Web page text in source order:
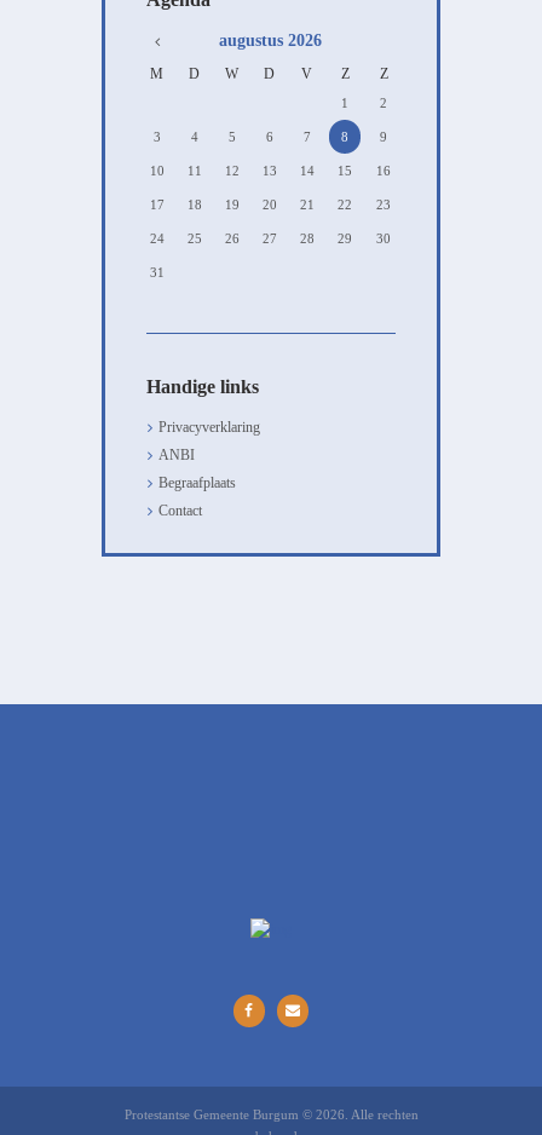
augustus 2026
M D W D V Z Z
1 2
3 4 5 6 7 8 9
10 11 12 13 14 15 16
17 18 19 20 21 22 23
24 25 26 27 28 29 30
31
Handige links
Privacyverklaring
ANBI
Begraafplaats
Contact
Protestantse Gemeente Burgum © 2026. Alle rechten